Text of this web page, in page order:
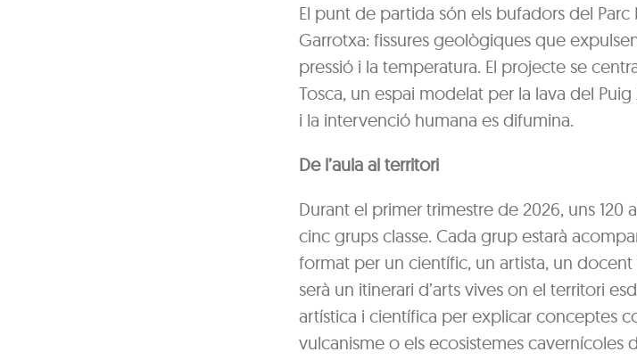
El punt de partida són els bufadors del
Garrotxa: fissures geològiques que
pressió i la temperatura. El projecte se
Tosca, un espai modelat per la lava del
i la intervenció humana es difumina.
De l’aula al territori
Durant el primer trimestre de 2026, uns 120
cinc grups classe. Cada grup estarà
format per un científic, un artista, un
serà un itinerari d’arts vives on el territori
artística i científica per explicar conceptes
vulcanisme o els ecosistemes cavernícoles